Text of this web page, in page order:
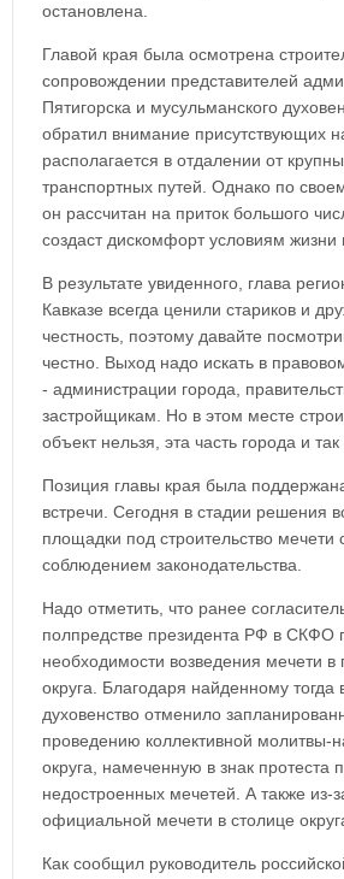
остановлена.
Главой края была осмотрена
сопровождении представителей
Пятигорска и мусульманского
обратил внимание присутствующих
располагается в отдалении от
транспортных путей. Однако по
он рассчитан на приток большого
создаст дискомфорт условиям жизни
В результате увиденного, глава
Кавказе всегда ценили стариков и
честность, поэтому давайте
честно. Выход надо искать в
- администрации города,
застройщикам. Но в этом месте
объект нельзя, эта часть города и
Позиция главы края была
встречи. Сегодня в стадии решения
площадки под строительство мечети
соблюдением законодательства.
Надо отметить, что ранее
полпредстве президента РФ в СКФО
необходимости возведения мечети в
округа. Благодаря найденному тогда
духовенство отменило
проведению коллективной молитвы-
округа, намеченную в знак протеста
недостроенных мечетей. А также из-
официальной мечети в столице
Как сообщил руководитель